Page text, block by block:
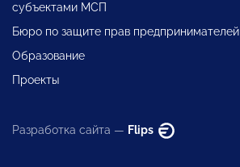
субъектами МСП
Бюро по защите прав предпринимателей
Образование
Проекты
Разработка сайта — Flips